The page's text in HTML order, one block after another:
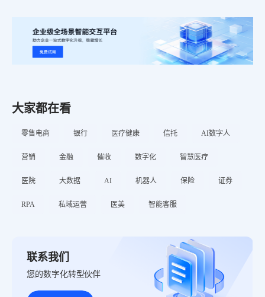
大家都在看
零售电商 银行 医疗健康 信托 AI数字人
营销 金融 催收 数字化 智慧医疗
医院 大数据 AI 机器人 保险 证券
RPA 私域运营 医美 智能客服
联系我们
您的数字化转型伙伴